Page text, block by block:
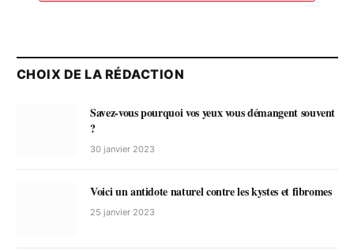
CHOIX DE LA RÉDACTION
Savez-vous pourquoi vos yeux vous démangent souvent
?
30 janvier 2023
Voici un antidote naturel contre les kystes et fibromes
25 janvier 2023